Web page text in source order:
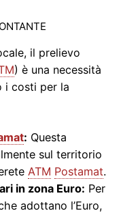
il prelievo
) è una necessità
i costi per la
: Questa
sul territorio
ATM Postamat.
in zona Euro: Per
adottano l’Euro,